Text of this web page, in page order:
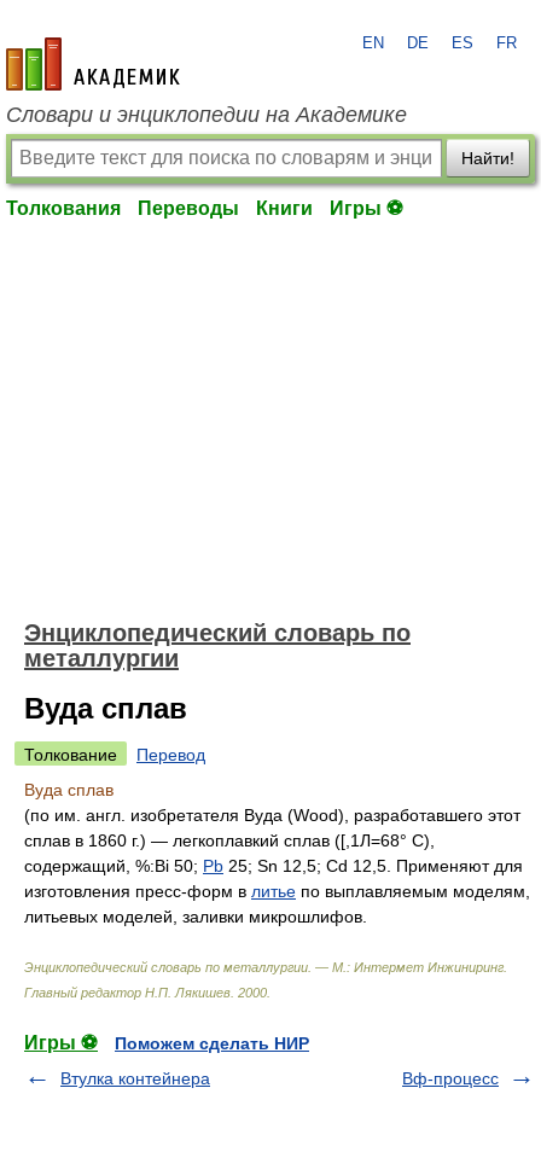
academic.ru
EN DE ES FR
Словари и энциклопедии на Академике
Найти!
Толкования Переводы Книги Игры ⚽
Энциклопедический словарь по
металлургии
Вуда сплав
Толкование
Перевод
Вуда сплав
(по им. англ. изобретателя Вуда (Wood), разработавшего этот
сплав в 1860 г.) — легкоплавкий сплав ([,1Л=68° С),
содержащий, %:Bi 50; Pb 25; Sn 12,5; Cd 12,5. Применяют для
изготовления пресс-форм в литье по выплавляемым моделям,
литьевых моделей, заливки микрошлифов.
Энциклопедический словарь по металлургии. — М.: Интермет Инжиниринг
Главный редактор Н.П. Лякишев 2000
Игры ⚽
Поможем сделать НИР
Втулка контейнера
Вф-процесс